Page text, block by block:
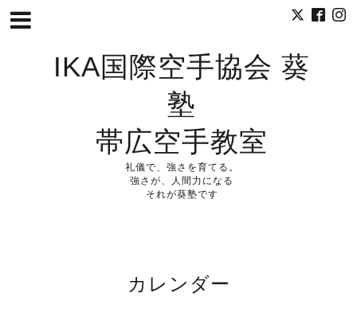
IKA国際空手協会 葵
塾
帯広空手教室
礼儀で、強さを育てる。
強さが、人間力になる
それが葵塾です
カレンダー